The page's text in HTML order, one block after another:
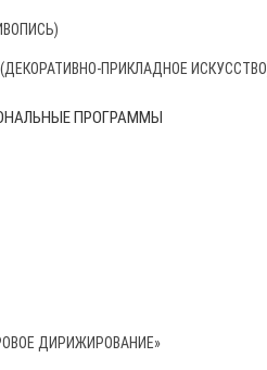
ПРИКЛАДНОЕ
ПРОГРАММЫ
ДИРИЖИРОВАНИЕ»